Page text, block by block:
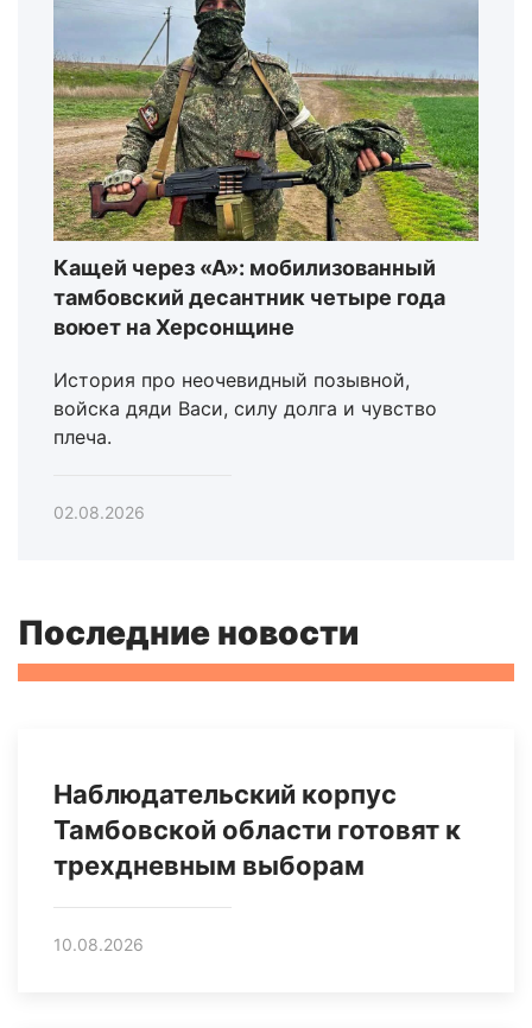
Кащей через «А»: мобилизованный
тамбовский десантник четыре года
воюет на Херсонщине
История про неочевидный позывной,
войска дяди Васи, силу долга и чувство
плеча.
02.08.2026
Последние новости
Наблюдательский корпус
Тамбовской области готовят к
трехдневным выборам
10.08.2026